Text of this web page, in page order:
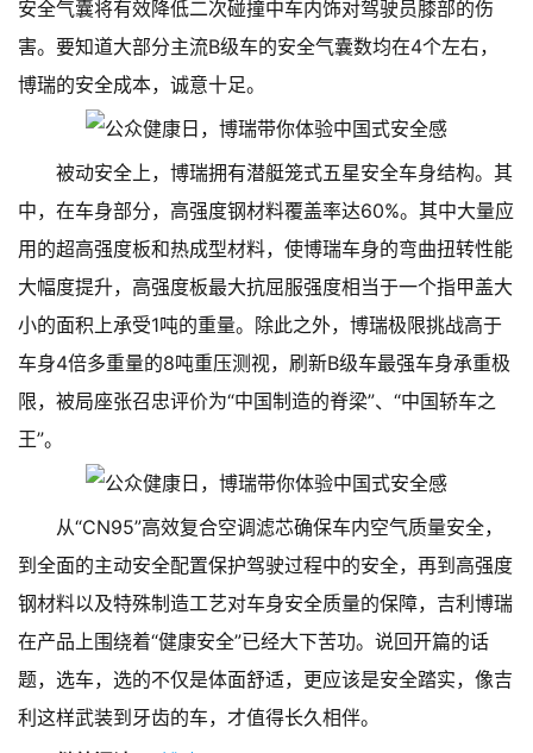
安全气囊将有效降低二次碰撞中车内饰对驾驶员膝部的伤
害。要知道大部分主流B级车的安全气囊数均在4个左右，
博瑞的安全成本，诚意十足。
被动安全上，博瑞拥有潜艇笼式五星安全车身结构。其
中，在车身部分，高强度钢材料覆盖率达60%。其中大量应
用的超高强度板和热成型材料，使博瑞车身的弯曲扭转性能
大幅度提升，高强度板最大抗屈服强度相当于一个指甲盖大
小的面积上承受1吨的重量。除此之外，博瑞极限挑战高于
车身4倍多重量的8吨重压测视，刷新B级车最强车身承重极
限，被局座张召忠评价为“中国制造的脊梁”、“中国轿车之
王”。
从“CN95”高效复合空调滤芯确保车内空气质量安全，
到全面的主动安全配置保护驾驶过程中的安全，再到高强度
钢材料以及特殊制造工艺对车身安全质量的保障，吉利博瑞
在产品上围绕着“健康安全”已经大下苦功。说回开篇的话
题，选车，选的不仅是体面舒适，更应该是安全踏实，像吉
利这样武装到牙齿的车，才值得长久相伴。